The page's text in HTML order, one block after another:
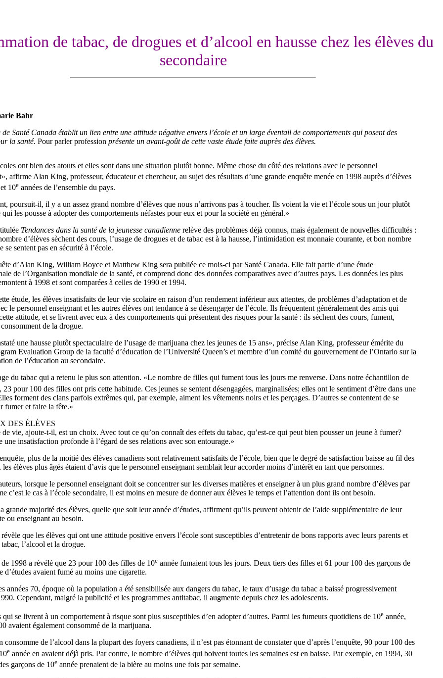
de tabac, de drogues et d’alcool en hausse chez les élèves du
secondaire
Bahr
de Santé Canada établit un lien entre une attitude négative envers l’école et un large éventail de comportements qui posent des
la santé. Pour parler profession présente un avant-goût de cette vaste étude faite auprès des élèves.
ont bien des atouts et elles sont dans une situation plutôt bonne. Même chose du côté des relations avec le personnel
affirme Alan King, professeur, éducateur et chercheur, au sujet des résultats d’une grande enquête menée en 1998 auprès d’élèves
10e années de l’ensemble du pays.
poursuit-il, il y a un assez grand nombre d’élèves que nous n’arrivons pas à toucher. Ils voient la vie et l’école sous un jour plutôt
les pousse à adopter des comportements néfastes pour eux et pour la société en général.»
Tendances dans la santé de la jeunesse canadienne relève des problèmes déjà connus, mais également de nouvelles difficultés :
d’élèves sèchent des cours, l’usage de drogues et de tabac est à la hausse, l’intimidation est monnaie courante, et bon nombre
se sentent pas en sécurité à l’école.
d’Alan King, William Boyce et Matthew King sera publiée ce mois-ci par Santé Canada. Elle fait partie d’une étude
de l’Organisation mondiale de la santé, et comprend donc des données comparatives avec d’autres pays. Les données les plus
à 1998 et sont comparées à celles de 1990 et 1994.
étude, les élèves insatisfaits de leur vie scolaire en raison d’un rendement inférieur aux attentes, de problèmes d’adaptation et de
le personnel enseignant et les autres élèves ont tendance à se désengager de l’école. Ils fréquentent généralement des amis qui
attitude, et se livrent avec eux à des comportements qui présentent des risques pour la santé : ils sèchent des cours, fument,
de la drogue.
une hausse plutôt spectaculaire de l’usage de marijuana chez les jeunes de 15 ans», précise Alan King, professeur émérite du
Evaluation Group de la faculté d’éducation de l’Université Queen’s et membre d’un comité du gouvernement de l’Ontario sur la
de l’éducation au secondaire.
du tabac qui a retenu le plus son attention. «Le nombre de filles qui fument tous les jours me renverse. Dans notre échantillon de
23 pour 100 des filles ont pris cette habitude. Ces jeunes se sentent désengagées, marginalisées; elles ont le sentiment d’être dans une
forment des clans parfois extrêmes qui, par exemple, aiment les vêtements noirs et les perçages. D’autres se contentent de se
fumer et faire la fête.»
DES ÉLÈVES
de vie, ajoute-t-il, est un choix. Avec tout ce qu’on connaît des effets du tabac, qu’est-ce qui peut bien pousser un jeune à fumer?
une insatisfaction profonde à l’égard de ses relations avec son entourage.»
plus de la moitié des élèves canadiens sont relativement satisfaits de l’école, bien que le degré de satisfaction baisse au fil des
élèves plus âgés étaient d’avis que le personnel enseignant semblait leur accorder moins d’intérêt en tant que personnes.
lorsque le personnel enseignant doit se concentrer sur les diverses matières et enseigner à un plus grand nombre d’élèves par
c’est le cas à l’école secondaire, il est moins en mesure de donner aux élèves le temps et l’attention dont ils ont besoin.
grande majorité des élèves, quelle que soit leur année d’études, affirment qu’ils peuvent obtenir de l’aide supplémentaire de leur
ou enseignant au besoin.
révèle que les élèves qui ont une attitude positive envers l’école sont susceptibles d’entretenir de bons rapports avec leurs parents et
l’alcool et la drogue.
de 1998 a révélé que 23 pour 100 des filles de 10e année fumaient tous les jours. Deux tiers des filles et 61 pour 100 des garçons de
d’études avaient fumé au moins une cigarette.
années 70, époque où la population a été sensibilisée aux dangers du tabac, le taux d’usage du tabac a baissé progressivement
Cependant, malgré la publicité et les programmes antitabac, il augmente depuis chez les adolescents.
qui se livrent à un comportement à risque sont plus susceptibles d’en adopter d’autres. Parmi les fumeurs quotidiens de 10e année,
avaient également consommé de la marijuana.
consomme de l’alcool dans la plupart des foyers canadiens, il n’est pas étonnant de constater que d’après l’enquête, 90 pour 100 des
e année en avaient déjà pris. Par contre, le nombre d’élèves qui boivent toutes les semaines est en baisse. Par exemple, en 1994, 30
garçons de 10e année prenaient de la bière au moins une fois par semaine.